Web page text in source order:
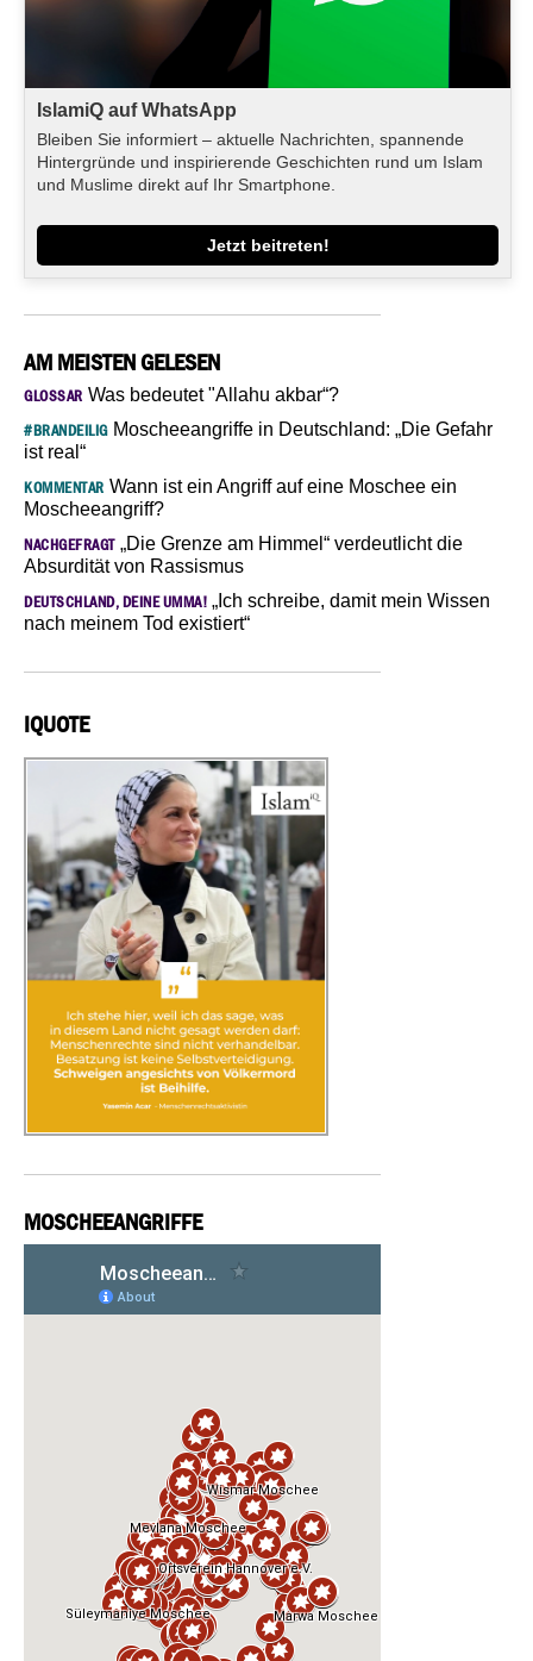
IslamiQ auf WhatsApp
Bleiben Sie informiert – aktuelle Nachrichten, spannende
Hintergründe und inspirierende Geschichten rund um Islam
und Muslime direkt auf Ihr Smartphone.
Jetzt beitreten!
AM MEISTEN GELESEN
GLOSSAR Was bedeutet "Allahu akbar“?
#BRANDEILIGMoscheeangriffe in Deutschland: „Die Gefahr
ist real“
KOMMENTAR Wann ist ein Angriff auf eine Moschee ein
Moscheeangriff?
NACHGEFRAGT„Die Grenze am Himmel“ verdeutlicht die
Absurdität von Rassismus
DEUTSCHLAND, DEINE UMMA! „Ich schreibe, damit mein Wissen
nach meinem Tod existiert“
IQUOTE
MOSCHEEANGRIFFE